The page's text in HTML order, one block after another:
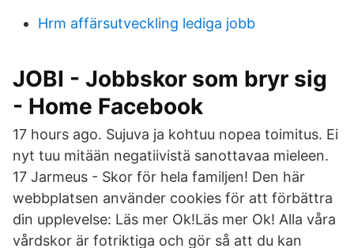
Hrm affärsutveckling lediga jobb
JOBI - Jobbskor som bryr sig
- Home Facebook
17 hours ago. Sujuva ja kohtuu nopea toimitus. Ei
nyt tuu mitään negatiivistä sanottavaa mieleen.
17 Jarmeus - Skor för hela familjen! Den här
webbplatsen använder cookies för att förbättra
din upplevelse: Läs mer Ok!Läs mer Ok! Alla våra
vårdskor är fotriktiga och gör så att du kan